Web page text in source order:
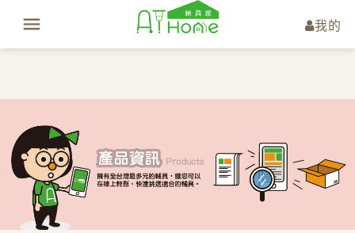
我的